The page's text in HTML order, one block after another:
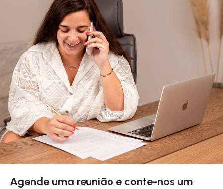
Agende uma reunião e conte-nos um